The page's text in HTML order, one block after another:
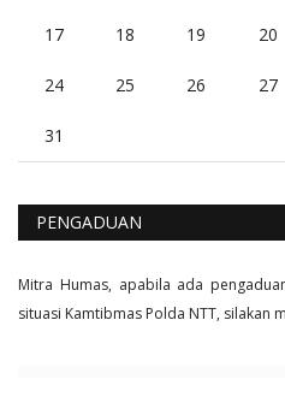
17 18 19 20
24 25 26 27
31
PENGADUAN
Mitra Humas, apabila ada
situasi Kamtibmas Polda NTT, silakan